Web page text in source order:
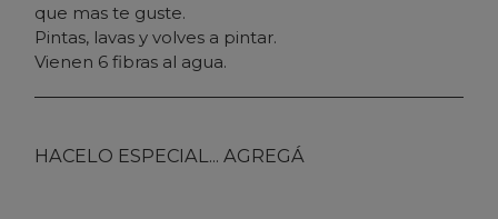
que mas te guste.
Pintas, lavas y volves a pintar.
Vienen 6 fibras al agua.
HACELO ESPECIAL... AGREGÁ